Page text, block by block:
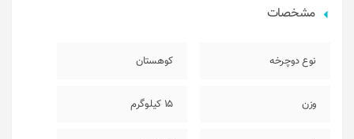
مشخصات
نوع دوچرخه کوهستان
وزن 15 کیلوگرم